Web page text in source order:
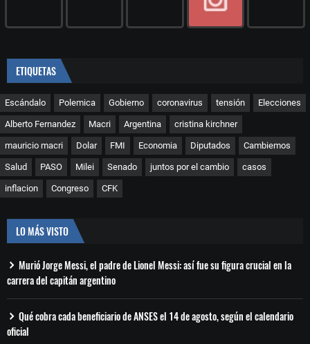
ETIQUETAS
Escándalo Polemica Gobierno coronavirus tensión Elecciones
Alberto Fernandez Macri Argentina cristina kirchner
mauricio macri Dolar FMI Economia Diputados Cambiemos
Salud PASO Milei Senado juntos por el cambio casos
inflacion Congreso CFK
LO MÁS VISTO
Murió Jorge Messi, el padre de Lionel Messi: así fue su figura crucial en la
carrera del capitán argentino
Qué cobra cada beneficiario de ANSES el 14 de agosto, según el calendario
oficial